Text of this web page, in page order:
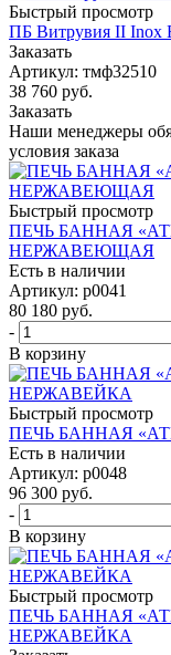
Быстрый просмотр
ПБ Витрувия II Inox
Заказать
Артикул: тмф32510
38 760 руб.
Заказать
Наши менеджеры
условия заказа
Быстрый просмотр
ПЕЧЬ БАННАЯ
НЕРЖАВЕЮЩАЯ
Есть в наличии
Артикул: p0041
80 180 руб.
-
В корзину
Быстрый просмотр
ПЕЧЬ БАННАЯ
Есть в наличии
Артикул: p0048
96 300 руб.
-
В корзину
Быстрый просмотр
ПЕЧЬ БАННАЯ
НЕРЖАВЕЙКА